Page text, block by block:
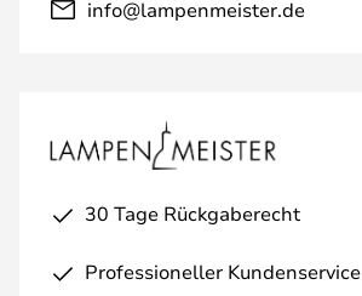
info@lampenmeister.de
30 Tage Rückgaberecht
Professioneller Kundenservice